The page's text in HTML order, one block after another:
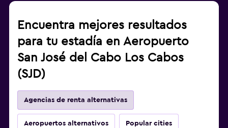
Encuentra mejores resultados
para tu estadía en Aeropuerto
San José del Cabo Los Cabos
(SJD)
Agencias de renta alternativas
Aeropuertos alternativos Popular cities